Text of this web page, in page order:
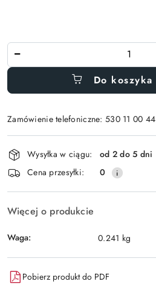
Ilość
Do koszyka
Zamówienie telefoniczne: 530 11 00 44
Wyślij
Dostępność
i
dostawa
Wysyłka w ciągu:
od 2 do 5 dni
Cena przesyłki:
0
Więcej o produkcie
Waga: 0.241 kg
Pobierz produkt do PDF